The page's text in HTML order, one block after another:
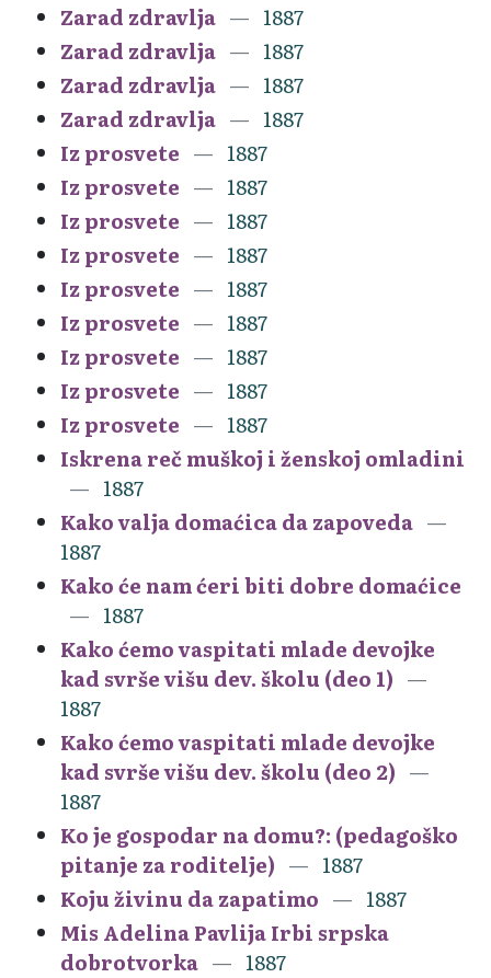
Zarad zdravlja
1887
Zarad zdravlja
1887
Zarad zdravlja
1887
Zarad zdravlja
1887
Iz prosvete
1887
Iz prosvete
1887
Iz prosvete
1887
Iz prosvete
1887
Iz prosvete
1887
Iz prosvete
1887
Iz prosvete
1887
Iz prosvete
1887
Iz prosvete
1887
Iskrena reč muškoj i ženskoj omladini
1887
Kako valja domaćica da zapoveda
1887
Kako će nam ćeri biti dobre domaćice
1887
Kako ćemo vaspitati mlade devojke
kad svrše višu dev. školu (deo 1)
1887
Kako ćemo vaspitati mlade devojke
kad svrše višu dev. školu (deo 2)
1887
Ko je gospodar na domu?: (pedagoško
pitanje za roditelje)
1887
Koju živinu da zapatimo
1887
Mis Adelina Pavlija Irbi srpska
dobrotvorka
1887